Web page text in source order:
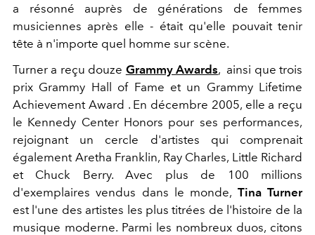
a résonné auprès de générations de femmes
musiciennes après elle - était qu'elle pouvait tenir
tête à n'importe quel homme sur scène.
Turner a reçu douze Grammy Awards, ainsi que trois
prix Grammy Hall of Fame et un Grammy Lifetime
Achievement Award . En décembre 2005, elle a reçu
le Kennedy Center Honors pour ses performances,
rejoignant un cercle d'artistes qui comprenait
égalementAretha Franklin, Ray Charles, Little Richard
etChuck Berry.
Avec plus de 100 millions
d'exemplaires vendus dans le monde, Tina Turner
est l'une des artistes les plus titrées de l'histoire de la
musique moderne. Parmi les nombreux duos, citons